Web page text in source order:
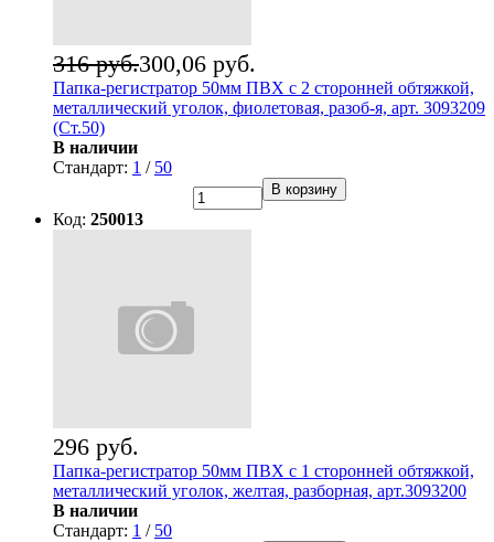
300,06 руб.
316 руб.
Папка-регистратор 50мм ПВХ с 2 сторонней обтяжкой,
металлический уголок, фиолетовая, разоб-я, арт. 3093209
(Ст.50)
В наличии
Стандарт: 1 / 50
В корзину
Код: 250013
296 руб.
Папка-регистратор 50мм ПВХ с 1 сторонней обтяжкой,
металлический уголок, желтая, разборная, арт.3093200
В наличии
Стандарт: 1 / 50